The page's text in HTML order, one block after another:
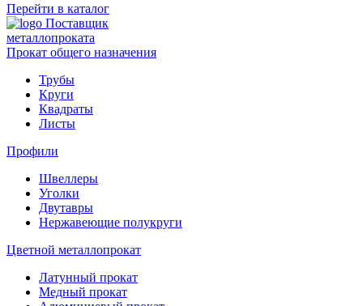
Перейти в каталог
Поставщик
металлопроката
Прокат общего назначения
Трубы
Круги
Квадраты
Листы
Профили
Швеллеры
Уголки
Двутавры
Нержавеющие полукруги
Цветной металлопрокат
Латунный прокат
Медный прокат